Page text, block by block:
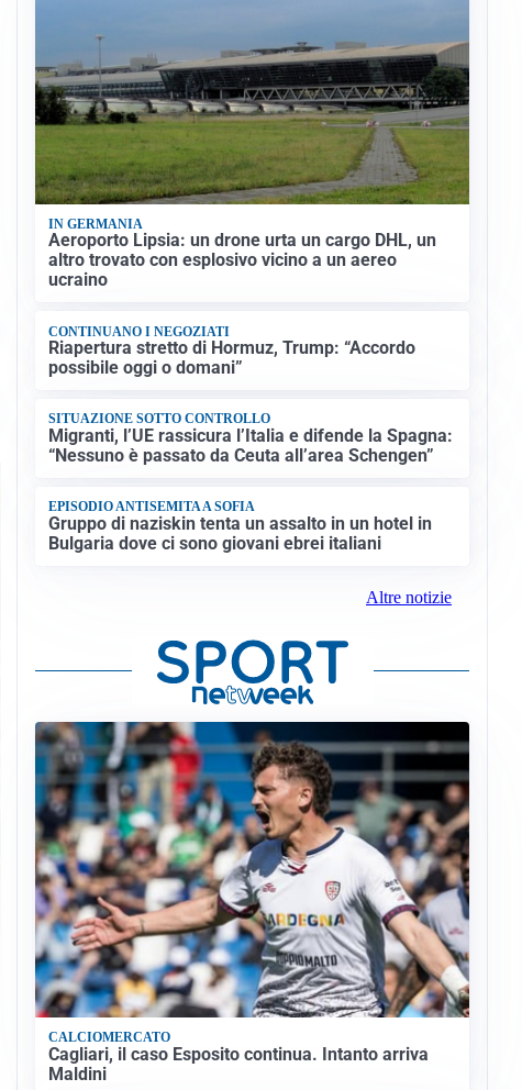
IN GERMANIA
Aeroporto Lipsia: un drone urta un cargo DHL, un
altro trovato con esplosivo vicino a un aereo
ucraino
CONTINUANO I NEGOZIATI
Riapertura stretto di Hormuz, Trump: “Accordo
possibile oggi o domani”
SITUAZIONE SOTTO CONTROLLO
Migranti, l’UE rassicura l’Italia e difende la Spagna:
“Nessuno è passato da Ceuta all’area Schengen”
EPISODIO ANTISEMITA A SOFIA
Gruppo di naziskin tenta un assalto in un hotel in
Bulgaria dove ci sono giovani ebrei italiani
Altre notizie
CALCIOMERCATO
Cagliari, il caso Esposito continua. Intanto arriva
Maldini